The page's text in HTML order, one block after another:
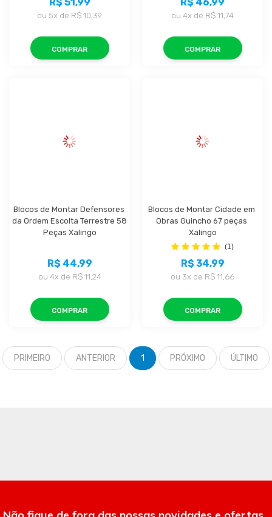
ou 5x de R$ 10,39
COMPRAR
ou 4x de R$ 11,74
COMPRAR
Blocos de Montar Defensores
da Ordem Escolta Terrestre 58
Peças Xalingo
R$ 44,99
ou 4x de R$ 11,24
COMPRAR
Blocos de Montar Cidade em
Obras Guincho 67 peças
Xalingo
(1)
R$ 34,99
ou 3x de R$ 11,66
COMPRAR
PRIMEIRO ANTERIOR 1 PRÓXIMO ÚLTIMO